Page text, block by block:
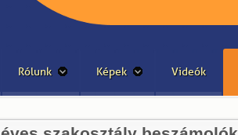
Rólunk Képek Videók